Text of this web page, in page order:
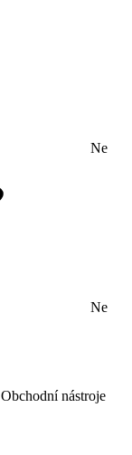
Ne
Ne
Obchodní nástroje